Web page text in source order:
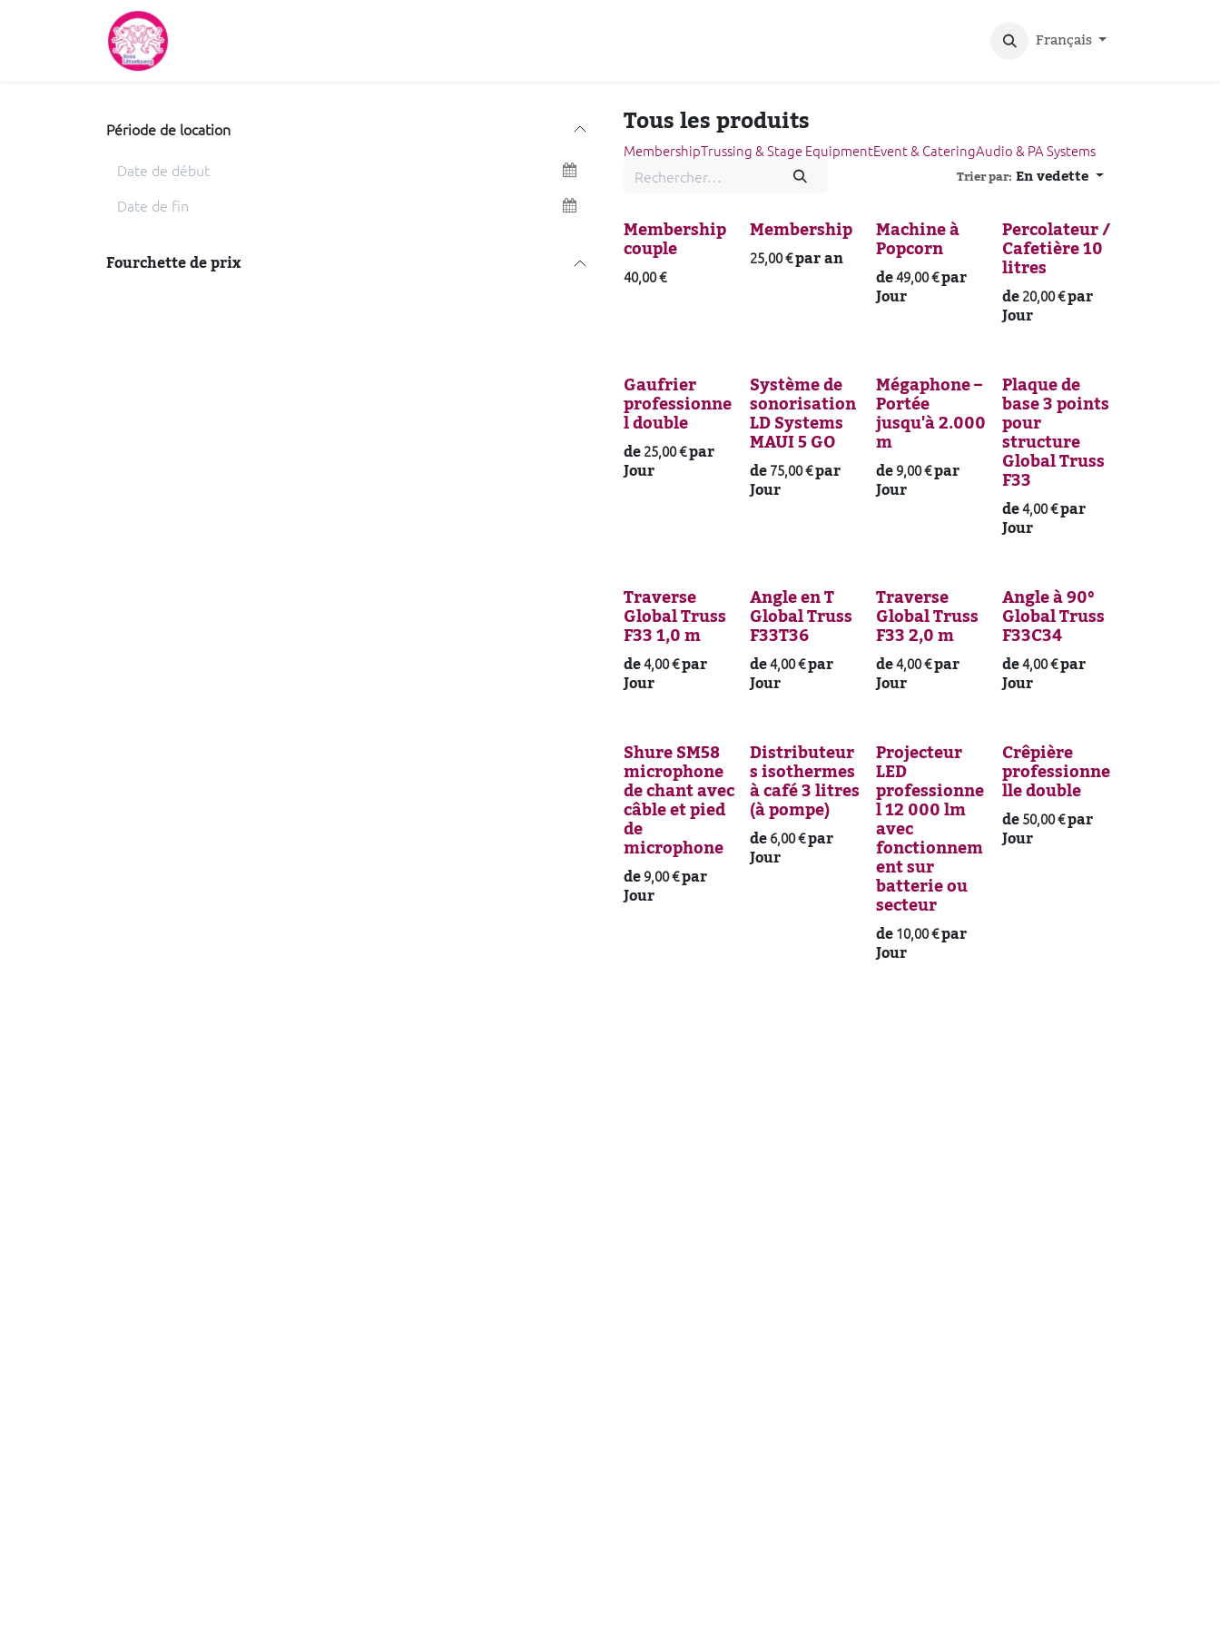
Se rendre au contenu
Français
Période de location
Fourchette de prix
Tous les produits
MembershipTrussing & Stage EquipmentEvent & CateringAudio & PA Systems
Trier par:En vedette
Membership
couple
40,00€
Membership
25,00€par an
Machine à
Popcorn
de49,00€par
Jour
Percolateur /
Cafetière 10
litres
de20,00€par
Jour
Gaufrier
professionne
l double
de25,00€par
Jour
Système de
sonorisation
LD Systems
MAUI 5 GO
de75,00€par
Jour
Mégaphone –
Portée
jusqu'à 2.000
m
de9,00€par
Jour
Plaque de
base 3 points
pour
structure
Global Truss
F33
de4,00€par
Jour
Traverse
Global Truss
F33 1,0 m
de4,00€par
Jour
Angle en T
Global Truss
F33T36
de4,00€par
Jour
Traverse
Global Truss
F33 2,0 m
de4,00€par
Jour
Angle à 90°
Global Truss
F33C34
de4,00€par
Jour
Shure SM58
microphone
de chant avec
câble et pied
de
microphone
de9,00€par
Jour
Distributeur
s isothermes
à café 3 litres
(à pompe)
de6,00€par
Jour
Projecteur
LED
professionne
l 12 000 lm
avec
fonctionnem
ent sur
batterie ou
secteur
de10,00€par
Jour
Crêpière
professionne
lle double
de50,00€par
Jour